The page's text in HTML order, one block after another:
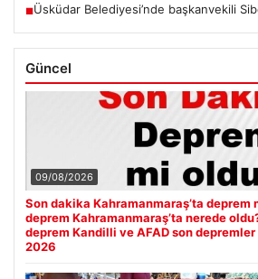
■Üsküdar Belediyesi’nde başkanvekili
Güncel
09/08/2026
Son dakika Kahramanmaraş’ta deprem
deprem Kahramanmaraş’ta nerede
deprem Kandilli ve AFAD son
2026